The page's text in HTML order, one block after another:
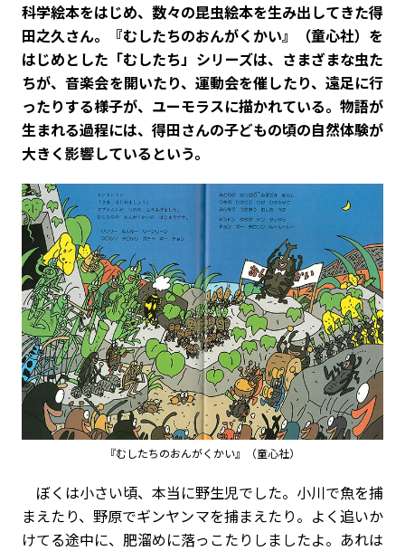
――科学絵本をはじめ、数々の昆虫絵本を生み出してきた得
田之久さん。『むしたちのおんがくかい』（童心社）を
はじめとした「むしたち」シリーズは、さまざまな虫た
ちが、音楽会を開いたり、運動会を催したり、遠足に行
ったりする様子が、ユーモラスに描かれている。物語が
生まれる過程には、得田さんの子どもの頃の自然体験が
大きく影響しているという。
『むしたちのおんがくかい』（童心社）
ぼくは小さい頃、本当に野生児でした。小川で魚を捕
まえたり、野原でギンヤンマを捕まえたり。よく追いか
けてる途中に、肥溜めに落っこたりしましたよ。あれは